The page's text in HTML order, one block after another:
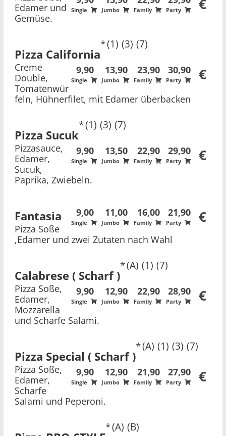
Single Jumbo Family Party €
Edamer und
Gemüse.
Pizza California
1 3 7
9,90
Single
13,90
Jumbo
23,90
Family
30,90
Party €
Creme
Double,
Tomatenwür
feln, Hühnerfilet, mit Edamer überbacken
Pizza Sucuk
1 3 7
9,90
Single
13,50
Jumbo
22,90
Family
29,90
Party €
Pizzasauce,
Edamer,
Sucuk,
Paprika, Zwiebeln.
Fantasia 9,00
Single
11,00
Jumbo
16,00
Family
21,90
Party €
Pizza Soße
,Edamer und zwei Zutaten nach Wahl
Calabrese ( Scharf )
A 1 7
9,90
Single
12,90
Jumbo
22,90
Family
28,90
Party €
Pizza Soße,
Edamer,
Mozzarella
und Scharfe Salami.
Pizza Special ( Scharf )
A 1 3 7
9,90
Single
12,90
Jumbo
21,90
Family
27,90
Party €
Pizza Soße,
Edamer,
Scharfe
Salami und Peperoni.
A B